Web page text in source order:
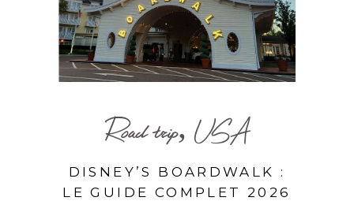
Road trip, USA
DISNEY’S BOARDWALK :
LE GUIDE COMPLET 2026